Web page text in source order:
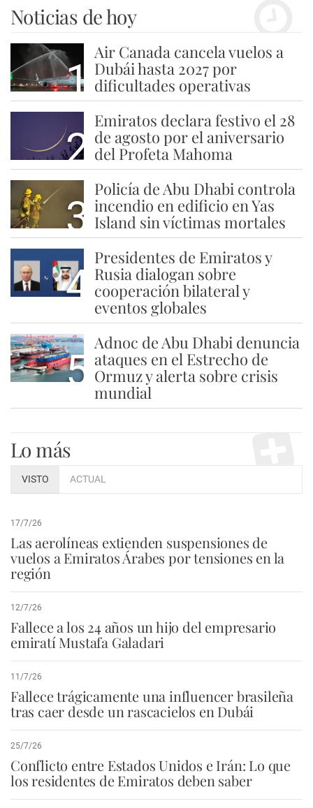
Noticias de hoy
1
Air Canada cancela vuelos a
Dubái hasta 2027 por
dificultades operativas
2
Emiratos declara festivo el 28
de agosto por el aniversario
del Profeta Mahoma
3
Policía de Abu Dhabi controla
incendio en edificio en Yas
Island sin víctimas mortales
4
Presidentes de Emiratos y
Rusia dialogan sobre
cooperación bilateral y
eventos globales
5
Adnoc de Abu Dhabi denuncia
ataques en el Estrecho de
Ormuz y alerta sobre crisis
mundial
Lo más
VISTO ACTUAL
17/7/26
Las aerolíneas extienden suspensiones de
vuelos a Emiratos Árabes por tensiones en la
región
12/7/26
Fallece a los 24 años un hijo del empresario
emiratí Mustafa Galadari
11/7/26
Fallece trágicamente una influencer brasileña
tras caer desde un rascacielos en Dubái
25/7/26
Conflicto entre Estados Unidos e Irán: Lo que
los residentes de Emiratos deben saber